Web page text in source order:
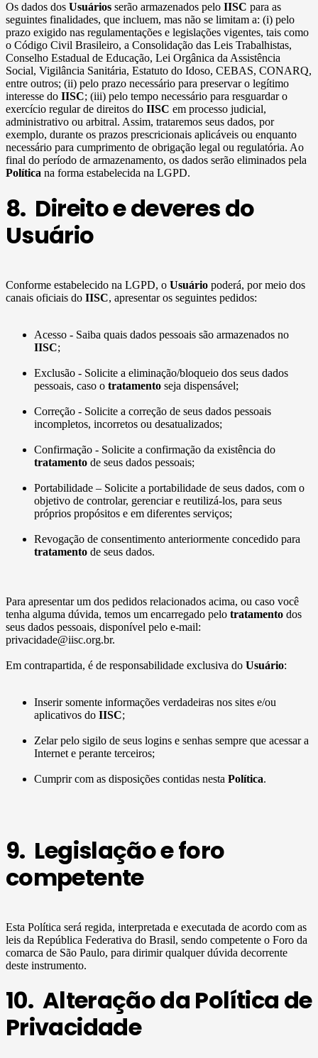
Os dados dos Usuários serão armazenados pelo IISC para as
seguintes finalidades, que incluem, mas não se limitam a: (i) pelo
prazo exigido nas regulamentações e legislações vigentes, tais como
o Código Civil Brasileiro, a Consolidação das Leis Trabalhistas,
Conselho Estadual de Educação, Lei Orgânica da Assistência
Social, Vigilância Sanitária, Estatuto do Idoso, CEBAS, CONARQ,
entre outros; (ii) pelo prazo necessário para preservar o legítimo
interesse do IISC; (iii) pelo tempo necessário para resguardar o
exercício regular de direitos do IISC em processo judicial,
administrativo ou arbitral. Assim, trataremos seus dados, por
exemplo, durante os prazos prescricionais aplicáveis ou enquanto
necessário para cumprimento de obrigação legal ou regulatória. Ao
final do período de armazenamento, os dados serão eliminados pela
Política na forma estabelecida na LGPD.
8. Direito e deveres do
Usuário
Conforme estabelecido na LGPD, o Usuário poderá, por meio dos
canais oficiais do IISC, apresentar os seguintes pedidos:
Acesso - Saiba quais dados pessoais são armazenados no
IISC;
Exclusão - Solicite a eliminação/bloqueio dos seus dados
pessoais, caso o tratamento seja dispensável;
Correção - Solicite a correção de seus dados pessoais
incompletos, incorretos ou desatualizados;
Confirmação - Solicite a confirmação da existência do
tratamento de seus dados pessoais;
Portabilidade – Solicite a portabilidade de seus dados, com o
objetivo de controlar, gerenciar e reutilizá-los, para seus
próprios propósitos e em diferentes serviços;
Revogação de consentimento anteriormente concedido para
tratamento de seus dados.
Para apresentar um dos pedidos relacionados acima, ou caso você
tenha alguma dúvida, temos um encarregado pelo tratamento dos
seus dados pessoais, disponível pelo e-mail:
privacidade@iisc.org.br.
Em contrapartida, é de responsabilidade exclusiva do Usuário:
Inserir somente informações verdadeiras nos sites e/ou
aplicativos do IISC;
Zelar pelo sigilo de seus logins e senhas sempre que acessar a
Internet e perante terceiros;
Cumprir com as disposições contidas nesta Política.
9. Legislação e foro
competente
Esta Política será regida, interpretada e executada de acordo com as
leis da República Federativa do Brasil, sendo competente o Foro da
comarca de São Paulo, para dirimir qualquer dúvida decorrente
deste instrumento.
10. Alteração da Política de
Privacidade